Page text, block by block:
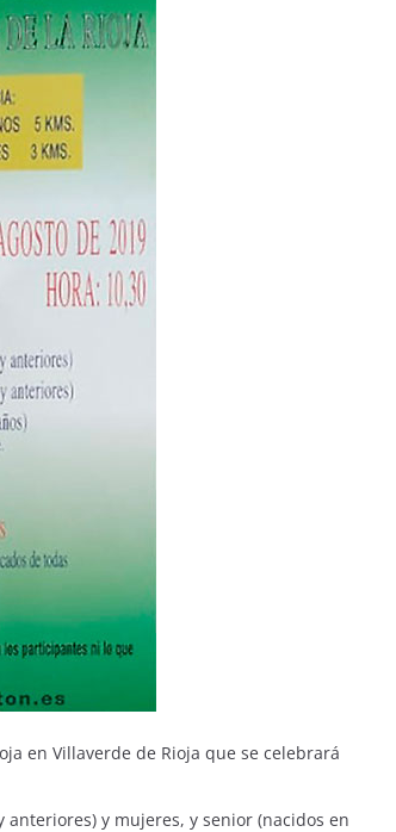
en Villaverde de Rioja que se celebrará
y mujeres, y senior (nacidos en